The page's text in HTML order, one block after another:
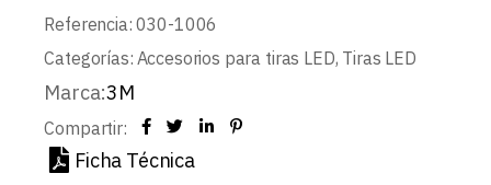
Referencia: 030-1006
Categorías: Accesorios para tiras LED, Tiras LED
Marca:3M
Compartir:
Ficha Técnica